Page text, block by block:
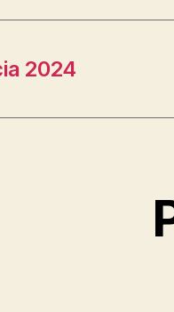
2024